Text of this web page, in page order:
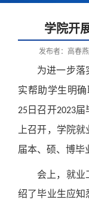
学院开
发布者：高春燕
为进一步落
实帮助学生明
25 日召开2023届
上召开，学院
届本、硕、博毕
会上，就业
绍了毕业生应知